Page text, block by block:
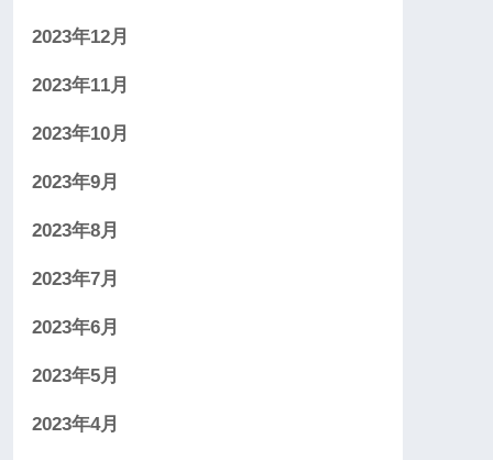
2023年12月
2023年11月
2023年10月
2023年9月
2023年8月
2023年7月
2023年6月
2023年5月
2023年4月